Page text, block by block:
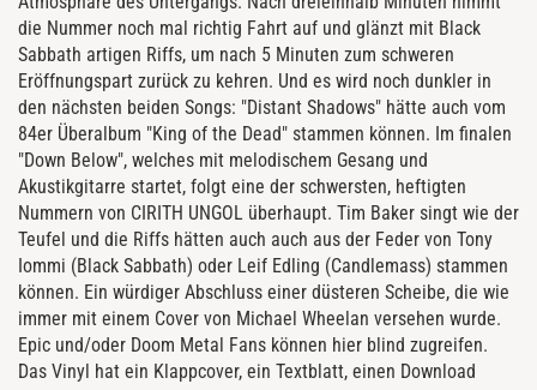
die Nummer noch mal richtig Fahrt auf und glänzt mit Black
Sabbath artigen Riffs, um nach 5 Minuten zum schweren
Eröffnungspart zurück zu kehren. Und es wird noch dunkler in
den nächsten beiden Songs: "Distant Shadows" hätte auch vom
84er Überalbum "King of the Dead" stammen können. Im finalen
"Down Below", welches mit melodischem Gesang und
Akustikgitarre startet, folgt eine der schwersten, heftigten
Nummern von CIRITH UNGOL überhaupt. Tim Baker singt wie der
Teufel und die Riffs hätten auch auch aus der Feder von Tony
Iommi (Black Sabbath) oder Leif Edling (Candlemass) stammen
können. Ein würdiger Abschluss einer düsteren Scheibe, die wie
immer mit einem Cover von Michael Wheelan versehen wurde.
Epic und/oder Doom Metal Fans können hier blind zugreifen.
Das Vinyl hat ein Klappcover, ein Textblatt, einen Download